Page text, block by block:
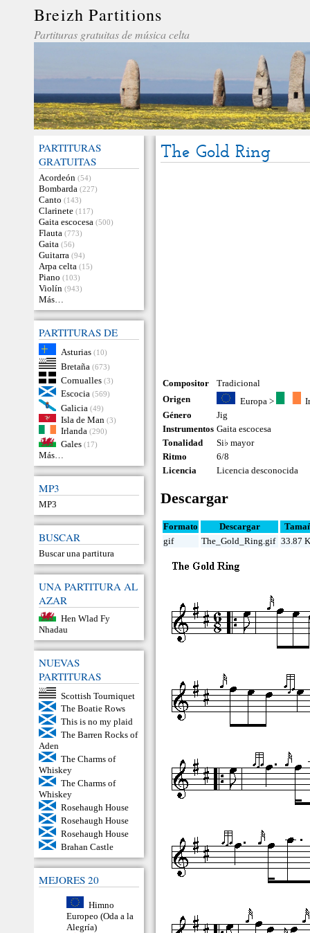
Breizh Partitions
Partituras gratuitas de música celta
PARTITURAS
GRATUITAS
Acordeón (54)
Bombarda (227)
Canto (143)
Clarinete (117)
Gaita escocesa (500)
Flauta (773)
Gaita (56)
Guitarra (94)
Arpa celta (15)
Piano (103)
Violín (943)
Más…
PARTITURAS DE
Asturias (10)
Bretaña (673)
Cornualles (3)
Escocia (569)
Galicia (49)
Isla de Man (3)
Irlanda (290)
Gales (17)
Más…
MP3
MP3
BUSCAR
Buscar una partitura
UNA PARTITURA AL
AZAR
Hen Wlad Fy
Nhadau
NUEVAS
PARTITURAS
Scottish Tourniquet
The Boatie Rows
This is no my plaid
The Barren Rocks of
Aden
The Charms of
Whiskey
The Charms of
Whiskey
Rosehaugh House
Rosehaugh House
Rosehaugh House
Brahan Castle
MEJORES 20
Himno
Europeo (Oda a la
Alegría)
The Gold Ring
Compositor
Tradicional
Origen
Europa>
Género
Jig
Instrumentos Gaita escocesa
Tonalidad
Si♭ mayor
Ritmo
6/8
Licencia
Licencia desconocida
Descargar
Formato Descargar
gif
The_Gold_Ring.gif 33.87